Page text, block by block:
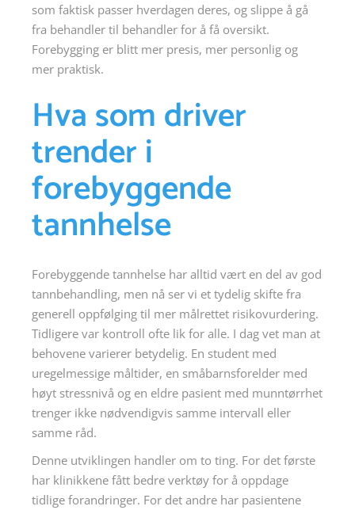
som faktisk passer hverdagen deres, og slippe å gå
fra behandler til behandler for å få oversikt.
Forebygging er blitt mer presis, mer personlig og
mer praktisk.
Hva som driver
trender i
forebyggende
tannhelse
Forebyggende tannhelse har alltid vært en del av god
tannbehandling, men nå ser vi et tydelig skifte fra
generell oppfølging til mer målrettet risikovurdering.
Tidligere var kontroll ofte lik for alle. I dag vet man at
behovene varierer betydelig. En student med
uregelmessige måltider, en småbarnsforelder med
høyt stressnivå og en eldre pasient med munntørrhet
trenger ikke nødvendigvis samme intervall eller
samme råd.
Denne utviklingen handler om to ting. For det første
har klinikkene fått bedre verktøy for å oppdage
tidlige forandringer. For det andre har pasientene